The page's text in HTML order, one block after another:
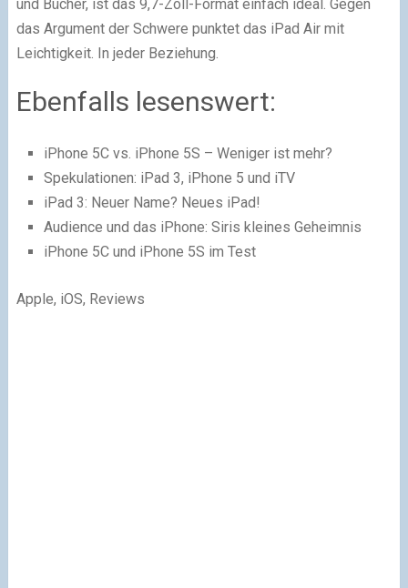
und Bücher, ist das 9,7-Zoll-Format einfach ideal. Gegen
das Argument der Schwere punktet das iPad Air mit
Leichtigkeit. In jeder Beziehung.
Ebenfalls lesenswert:
iPhone 5C vs. iPhone 5S – Weniger ist mehr?
Spekulationen: iPad 3, iPhone 5 und iTV
iPad 3: Neuer Name? Neues iPad!
Audience und das iPhone: Siris kleines Geheimnis
iPhone 5C und iPhone 5S im Test
Apple, iOS, Reviews